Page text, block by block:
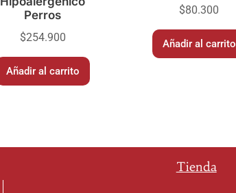
Perros
$254.900
Añadir al carrito
$80.300
Añadir al carrito
Tienda